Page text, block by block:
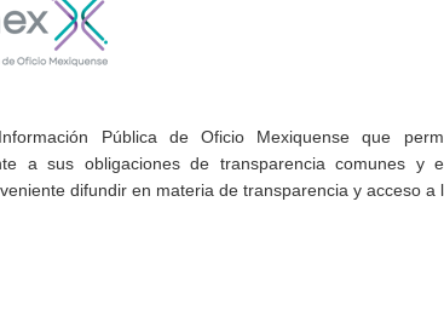
Pública de Oficio Mexiquense que
a sus obligaciones de transparencia comunes y
difundir en materia de transparencia y acceso a